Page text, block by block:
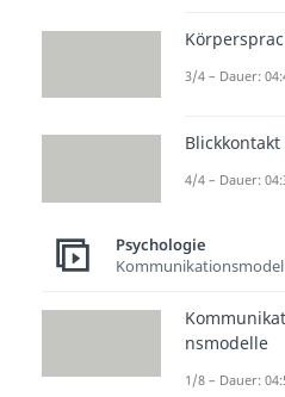
fokussieren
konkrete
halten, um
kommt zu
Person eine
Wenn
eigenen
offen
Konflikte
können die
3/4 – Dauer:
Blickkontakt
4/4 – Dauer:
Psychologie
nsmodelle
1/8 – Dauer: